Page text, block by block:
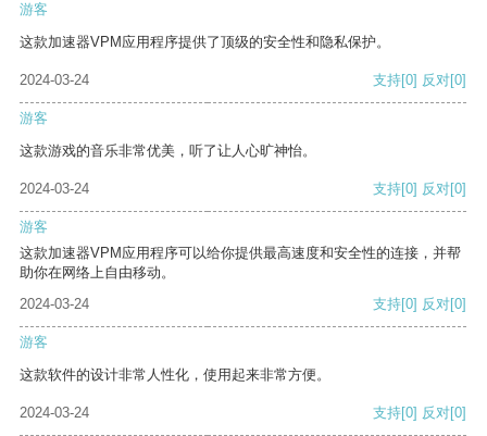
游客
这款加速器VPM应用程序提供了顶级的安全性和隐私保护。
2024-03-24 支持[0] 反对[0]
游客
这款游戏的音乐非常优美，听了让人心旷神怡。
2024-03-24 支持[0] 反对[0]
游客
这款加速器VPM应用程序可以给你提供最高速度和安全性的连接，并帮
助你在网络上自由移动。
2024-03-24
支持[0] 反对[0]
游客
这款软件的设计非常人性化，使用起来非常方便。
2024-03-24 支持[0] 反对[0]